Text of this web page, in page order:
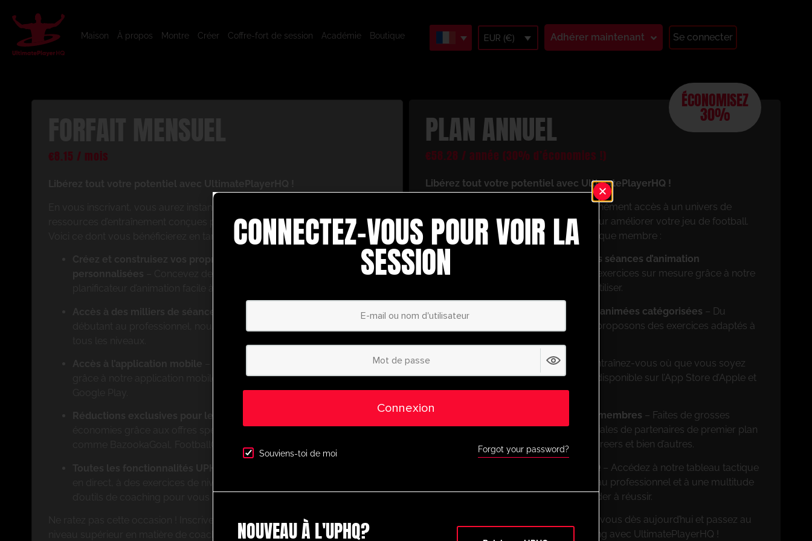
Maison À propos Montre Créer Coffre-fort de session Académie Boutique EUR (€) Adhérer maintenant Se connecter
€8.15 / mois
ressources d’entraînement conçues pour améliorer votre jeu de football.
Voici ce dont vous bénéficierez en tant que membre :
– Concevez des exercices sur mesure grâce à notre
grâce à notre application mobile disponible sur l’App Store d’Apple et
comme BazookaGoal, FootballCareers et bien d’autres.
Ne ratez pas cette occasion ! Inscrivez-vous dès aujourd’hui et passez au
niveau supérieur en matière de coaching avec UltimatePlayerHQ !
ÉCONOMISEZ
30%
PLAN ANNUEL
€58.28 / année (30% d’économies !)
Libérez tout votre potentiel avec UltimatePlayerHQ !
En vous inscrivant, vous aurez instantanément accès à un univers de
ressources d’entraînement conçues pour améliorer votre jeu de football.
Voici ce dont vous bénéficierez en tant que membre :
Créez et construisez vos propres séances d’animation
personnalisées
– Concevez des exercices sur mesure grâce à notre
planificateur d’animation facile à utiliser.
Accès à des milliers de séances animées catégorisées – Du
débutant au professionnel, nous proposons des exercices adaptés à
Accès à l’application mobile
– Entraînez-vous où que vous soyez
grâce à notre application mobile disponible sur l’App Store d’Apple et
Google Play.
Réductions exclusives pour les membres – Faites de grosses
économies grâce aux offres spéciales de partenaires de premier plan
comme BazookaGoal, FootballCareers et bien d’autres.
Toutes les fonctionnalités UPHQ – Accédez à notre tableau tactique
en direct, à des exercices de niveau professionnel et à une multitude
d’outils de coaching pour vous aider à réussir.
Ne ratez pas cette occasion ! Inscrivez-vous dès aujourd’hui et passez au
niveau supérieur en matière de coaching avec UltimatePlayerHQ !
CONNECTEZ-VOUS POUR VOIR LA
SESSION
Connexion
Souviens-toi de moi Forgot your password?
NOUVEAU À L'UPHQ?